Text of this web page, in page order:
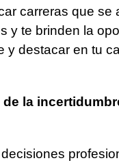
carreras que se
y te brinden la
y destacar en tu
la